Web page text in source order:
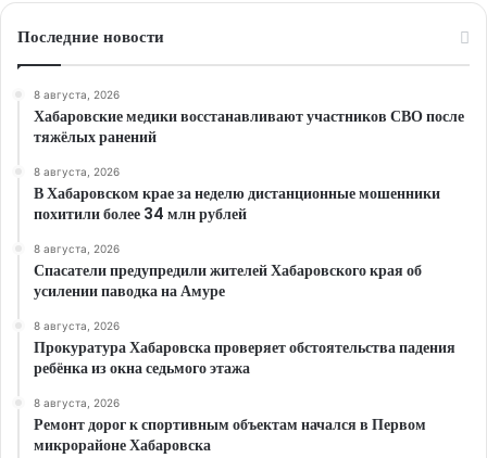
Последние новости
8 августа, 2026
Хабаровские медики восстанавливают участников СВО после
тяжёлых ранений
8 августа, 2026
В Хабаровском крае за неделю дистанционные мошенники
похитили более 34 млн рублей
8 августа, 2026
Спасатели предупредили жителей Хабаровского края об
усилении паводка на Амуре
8 августа, 2026
Прокуратура Хабаровска проверяет обстоятельства падения
ребёнка из окна седьмого этажа
8 августа, 2026
Ремонт дорог к спортивным объектам начался в Первом
микрорайоне Хабаровска